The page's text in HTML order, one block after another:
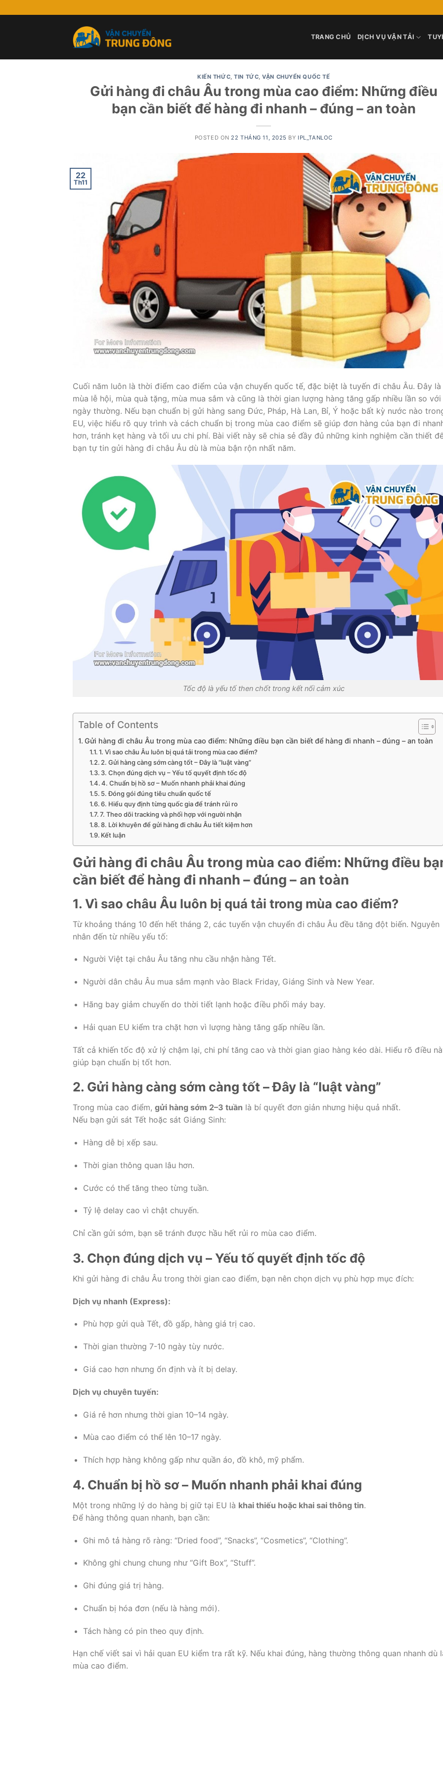
to
TRANG CHỦ DỊCH VỤ VẬN TẢI
KIẾN THỨC,TIN TỨC,VẬN CHUYỂN QUỐC TẾ
Gửi hàng đi châu Âu trong mùa cao điểm: Những điều
bạn cần biết để hàng đi nhanh – đúng – an toàn
POSTED ON 22 THÁNG 11, 2025 BY IPL_TANLOC
22
Th11
Cuối năm luôn là thời điểm cao điểm của vận chuyển quốc tế, đặc biệt là tuyến đi châu Âu. Đây là
mùa lễ hội, mùa quà tặng, mùa mua sắm và cũng là thời gian lượng hàng tăng gấp nhiều lần so với
ngày thường. Nếu bạn chuẩn bị gửi hàng sang Đức, Pháp, Hà Lan, Bỉ, Ý hoặc bất kỳ nước nào
EU, việc hiểu rõ quy trình và cách chuẩn bị trong mùa cao điểm sẽ giúp đơn hàng của bạn đi
hơn, tránh kẹt hàng và tối ưu chi phí. Bài viết này sẽ chia sẻ đầy đủ những kinh nghiệm cần thiết
bạn tự tin gửi hàng đi châu Âu dù là mùa bận rộn nhất năm.
Tốc độ là yếu tố then chốt trong kết nối cảm xúc
Table of Contents
Gửi hàng đi châu Âu trong mùa cao điểm: Những điều bạn cần biết để hàng đi nhanh – đúng – an toàn
1. Vì sao châu Âu luôn bị quá tải trong mùa cao điểm?
2. Gửi hàng càng sớm càng tốt – Đây là “luật vàng”
3. Chọn đúng dịch vụ – Yếu tố quyết định tốc độ
4. Chuẩn bị hồ sơ – Muốn nhanh phải khai đúng
5. Đóng gói đúng tiêu chuẩn quốc tế
6. Hiểu quy định từng quốc gia để tránh rủi ro
7. Theo dõi tracking và phối hợp với người nhận
8. Lời khuyên để gửi hàng đi châu Âu tiết kiệm hơn
Kết luận
Gửi hàng đi châu Âu trong mùa cao điểm: Những điều
cần biết để hàng đi nhanh – đúng – an toàn
1. Vì sao châu Âu luôn bị quá tải trong mùa cao điểm?
Từ khoảng tháng 10 đến hết tháng 2, các tuyến vận chuyển đi châu Âu đều tăng đột biến. Nguyên
nhân đến từ nhiều yếu tố:
Người Việt tại châu Âu tăng nhu cầu nhận hàng Tết.
Người dân châu Âu mua sắm mạnh vào Black Friday, Giáng Sinh và New Year.
Hãng bay giảm chuyến do thời tiết lạnh hoặc điều phối máy bay.
Hải quan EU kiểm tra chặt hơn vì lượng hàng tăng gấp nhiều lần.
Tất cả khiến tốc độ xử lý chậm lại, chi phí tăng cao và thời gian giao hàng kéo dài. Hiểu rõ điều
giúp bạn chuẩn bị tốt hơn.
2. Gửi hàng càng sớm càng tốt – Đây là “luật vàng”
Trong mùa cao điểm, gửi hàng sớm 2–3 tuần là bí quyết đơn giản nhưng hiệu quả nhất.
Nếu bạn gửi sát Tết hoặc sát Giáng Sinh:
Hàng dễ bị xếp sau.
Thời gian thông quan lâu hơn.
Cước có thể tăng theo từng tuần.
Tỷ lệ delay cao vì chật chuyến.
Chỉ cần gửi sớm, bạn sẽ tránh được hầu hết rủi ro mùa cao điểm.
3. Chọn đúng dịch vụ – Yếu tố quyết định tốc độ
Khi gửi hàng đi châu Âu trong thời gian cao điểm, bạn nên chọn dịch vụ phù hợp mục đích:
Dịch vụ nhanh (Express):
Phù hợp gửi quà Tết, đồ gấp, hàng giá trị cao.
Thời gian thường 7-10 ngày tùy nước.
Giá cao hơn nhưng ổn định và ít bị delay.
Dịch vụ chuyên tuyến:
Giá rẻ hơn nhưng thời gian 10–14 ngày.
Mùa cao điểm có thể lên 10–17 ngày.
Thích hợp hàng không gấp như quần áo, đồ khô, mỹ phẩm.
4. Chuẩn bị hồ sơ – Muốn nhanh phải khai đúng
Một trong những lý do hàng bị giữ tại EU là khai thiếu hoặc khai sai thông tin.
Để hàng thông quan nhanh, bạn cần:
Ghi mô tả hàng rõ ràng: “Dried food”, “Snacks”, “Cosmetics”, “Clothing”.
Không ghi chung chung như “Gift Box”, “Stuff”.
Ghi đúng giá trị hàng.
Chuẩn bị hóa đơn (nếu là hàng mới).
Tách hàng có pin theo quy định.
Hạn chế viết sai vì hải quan EU kiểm tra rất kỹ. Nếu khai đúng, hàng thường thông quan nhanh dù
mùa cao điểm.